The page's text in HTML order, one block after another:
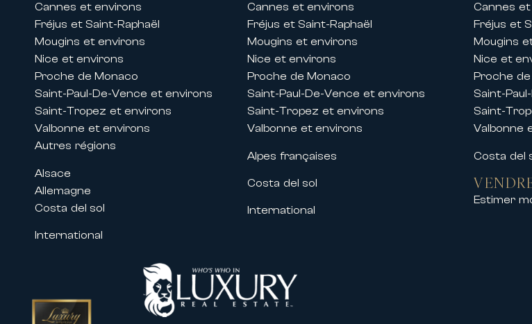
• Le Festival de Cannes
• Le MIPIM
• Le Cannes Lions
• Le MIPCOM
• Le Cannes Yachting Festival
• Les nombreux congrès et événements professionnels du Palais
Nos propriétés situées à proximité du centre-ville, de la
professionnels et aux entreprises de bénéficier d’un
Un accompagnement sur mesure pour votre séjour
Louer une propriété avec Carlton International, c’est bénéficier
Nos équipes vous accompagnent dans l’organisation de votre
services exclusifs:
• Organisation de votre séjour sur mesure
• Accueil personnalisé dans votre propriété
• Conciergerie privée
Cannes et environs
Fréjus et Saint-Raphaël
Mougins et environs
Nice et environs
Proche de Monaco
Saint-Paul-De-Vence et environs
Saint-Tropez et environs
Valbonne et environs
Autres régions
Alsace
Allemagne
Costa del sol
International
Cannes et environs
Fréjus et Saint-Raphaël
Mougins et environs
Nice et environs
Proche de Monaco
Saint-Paul-De-Vence et environs
Saint-Tropez et environs
Valbonne et environs
Alpes françaises
Costa del sol
International
Cannes
Fréjus et
Mougins
Nice et
Proche
Saint-
Saint-
Valbonne
Costa del
Estimer